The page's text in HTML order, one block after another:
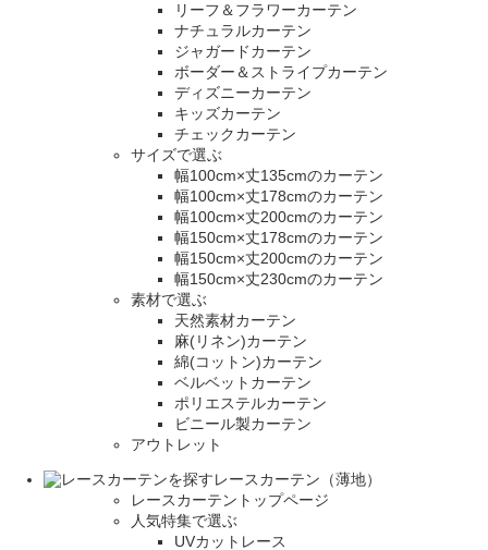
リーフ＆フラワーカーテン
ナチュラルカーテン
ジャガードカーテン
ボーダー＆ストライプカーテン
ディズニーカーテン
キッズカーテン
チェックカーテン
サイズで選ぶ
幅100cm×丈135cmのカーテン
幅100cm×丈178cmのカーテン
幅100cm×丈200cmのカーテン
幅150cm×丈178cmのカーテン
幅150cm×丈200cmのカーテン
幅150cm×丈230cmのカーテン
素材で選ぶ
天然素材カーテン
麻(リネン)カーテン
綿(コットン)カーテン
ベルベットカーテン
ポリエステルカーテン
ビニール製カーテン
アウトレット
レースカーテン（薄地）
レースカーテントップページ
人気特集で選ぶ
UVカットレース